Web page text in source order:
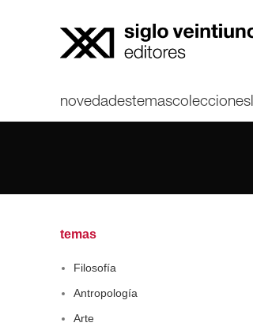
novedadestemascolecciones
temas
Filosofía
Antropología
Arte